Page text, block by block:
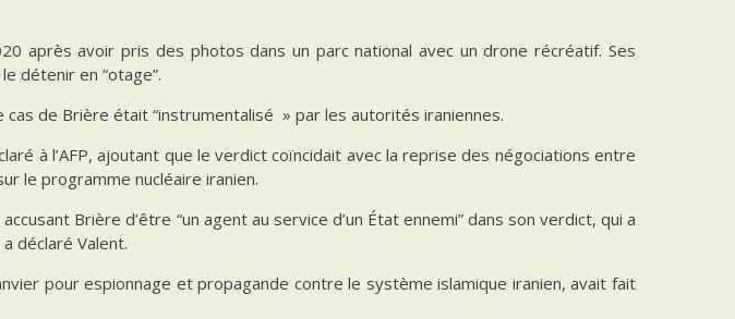
après avoir pris des photos dans un parc national avec un drone récréatif. Ses
détenir en “otage”.
cas de Brière était “instrumentalisé » par les autorités iraniennes.
à l’AFP, ajoutant que le verdict coïncidait avec la reprise des négociations entre
le programme nucléaire iranien.
Brière d’être “un agent au service d’un État ennemi” dans son verdict, qui a
déclaré Valent.
pour espionnage et propagande contre le système islamique iranien, avait fait